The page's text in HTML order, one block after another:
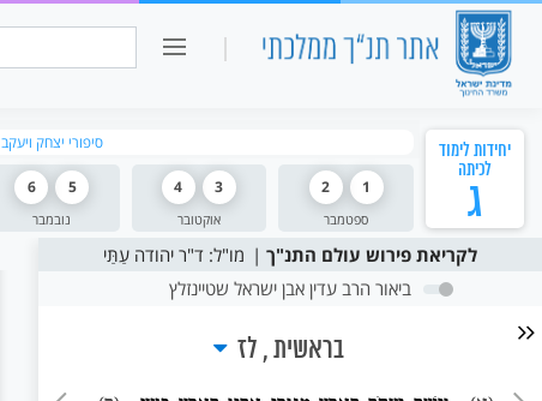
חיפוש:
כיתה ו
יחידות לימוד
לכיתה
ג
סיפורי יצחק ויעקב
ספטמבר
1
2
אוקטובר
3
4
נובמבר
5
6
לקריאת פירוש עולם התנ"ך
מו"ל: ד"ר יהודה עַתַּי
ביאור הרב עדין אבן ישראל שטיינזלץ
בראשית לז